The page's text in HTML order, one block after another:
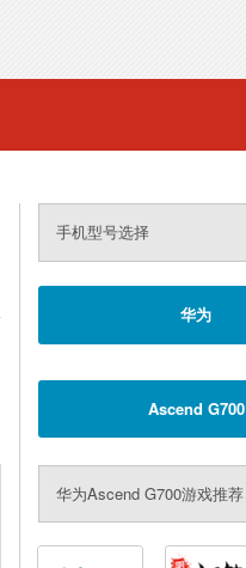
手机型号选择
华为
Ascend G700
华为Ascend G700游戏推荐